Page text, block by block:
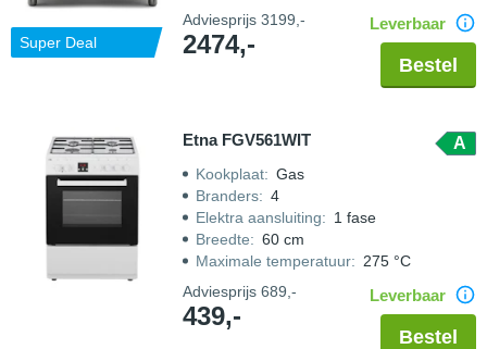
Super Deal
Adviesprijs 3199,-
2474,-
Leverbaar
Bestel
Etna FGV561WIT A
Kookplaat: Gas
Branders: 4
Elektra aansluiting: 1 fase
Breedte: 60 cm
Maximale temperatuur: 275 °C
Adviesprijs 689,-
439,-
Leverbaar
Bestel